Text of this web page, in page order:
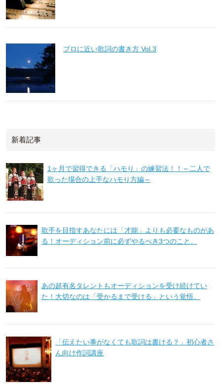
プロに近い歌詞の書き方 Vol.3
新着記事
1ヶ月で習得できる「ハモり」の練習法！！～二人で
歌った場合の上手なハモり方編～
歌手を目指すあなたには「才能」よりも必要なものがあ
る！オーディション前に必ずやるべき3つのこと。
あの超有名タレントもオーディションを受け続けてい
た！大切なのは「受かるまで受ける」という覚悟。
「伝えたい事がなくても歌詞は書ける？」初心者さ
ん向け作詞講座